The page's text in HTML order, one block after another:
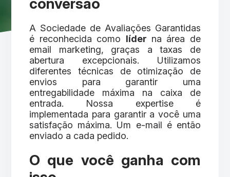
conversão
A Sociedade de Avaliações Garantidas
é reconhecida como líder na área de
email marketing, graças a taxas de
abertura excepcionais. Utilizamos
diferentes técnicas de otimização de
envios para garantir uma
entregabilidade máxima na caixa de
entrada. Nossa expertise é
implementada para garantir a você uma
satisfação máxima. Um e-mail é então
enviado a cada pedido.
O que você ganha com